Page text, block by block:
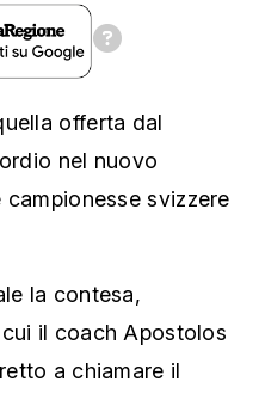
offerta dal
nel nuovo
svizzere
la contesa,
il coach Apostolos
a chiamare il